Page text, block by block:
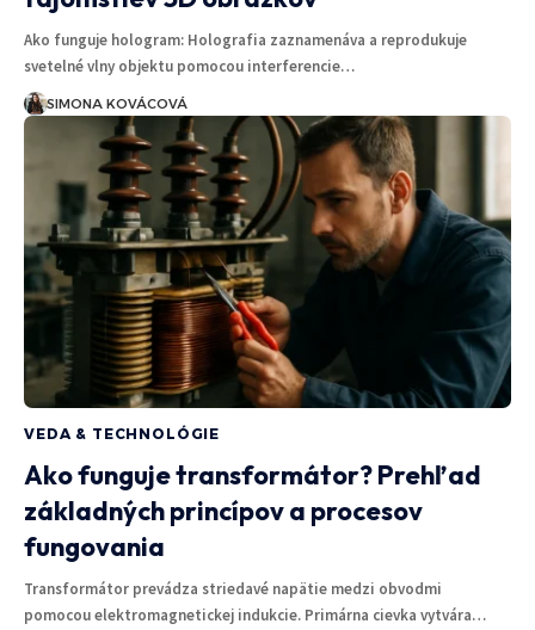
Ako funguje hologram: Holografia zaznamenáva a reprodukuje
svetelné vlny objektu pomocou interferencie…
SIMONA KOVÁCOVÁ
VEDA & TECHNOLÓGIE
Ako funguje transformátor? Prehľad
základných princípov a procesov
fungovania
Transformátor prevádza striedavé napätie medzi obvodmi
pomocou elektromagnetickej indukcie. Primárna cievka vytvára…